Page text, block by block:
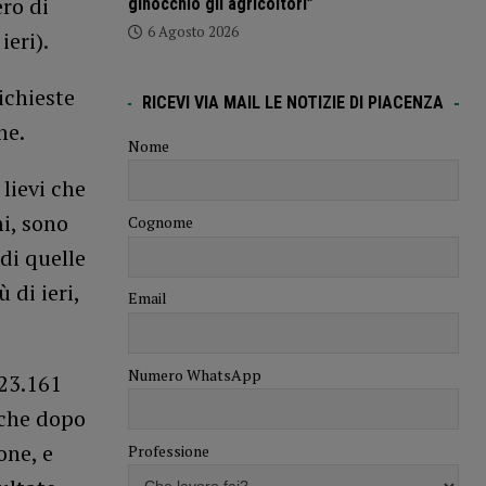
di
che
sono
quelle
di ieri,
dopo
e
6 Agosto 2026
RICEVI VIA MAIL LE NOTIZIE DI PIACENZA
Nome
Cognome
Email
Numero WhatsApp
Professione